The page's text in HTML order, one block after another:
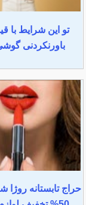
تو این شرایط با
باورنکردنی
حراج تابستانه روژا